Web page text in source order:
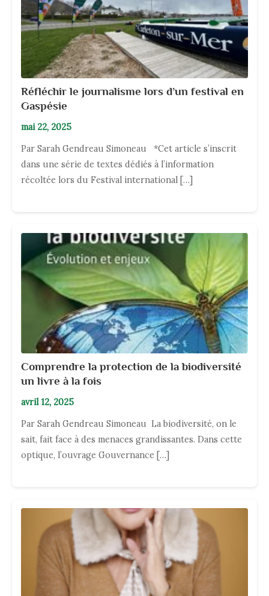
Réfléchir le journalisme lors d’un festival en
Gaspésie
mai 22, 2025
Par Sarah Gendreau Simoneau *Cet article s’inscrit
dans une série de textes dédiés à l’information
récoltée lors du Festival international […]
Comprendre la protection de la biodiversité
un livre à la fois
avril 12, 2025
Par Sarah Gendreau Simoneau La biodiversité, on le
sait, fait face à des menaces grandissantes. Dans cette
optique, l’ouvrage Gouvernance […]